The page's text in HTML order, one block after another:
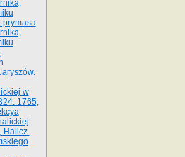
prymasa
w
1765,
Halicz.